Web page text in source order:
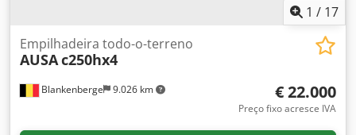
1 / 17
Blankenberge 9.026 km
Empilhadeira todo-o-terreno
AUSAc250hx4
€ 22.000
Preço fixo acresce IVA